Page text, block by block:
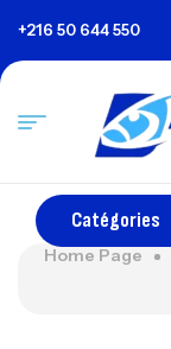
+216 50 644 550
Catégories
Home Page